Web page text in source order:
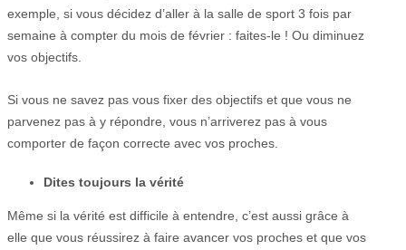
exemple, si vous décidez d’aller à la salle de sport 3 fois par
semaine à compter du mois de février : faites-le ! Ou diminuez
vos objectifs.
Si vous ne savez pas vous fixer des objectifs et que vous ne
parvenez pas à y répondre, vous n’arriverez pas à vous
comporter de façon correcte avec vos proches.
Dites toujours la vérité
Même si la vérité est difficile à entendre, c’est aussi grâce à
elle que vous réussirez à faire avancer vos proches et que vos